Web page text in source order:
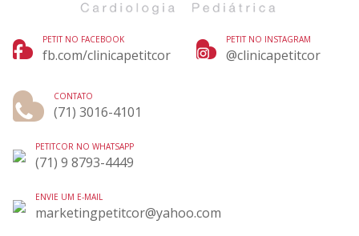
PETIT NO FACEBOOK
fb.com/clinicapetitcor
PETIT NO INSTAGRAM
@clinicapetitcor
CONTATO
(71) 3016-4101
PETITCOR NO WHATSAPP
(71) 9 8793-4449
ENVIE UM E-MAIL
marketingpetitcor@yahoo.com